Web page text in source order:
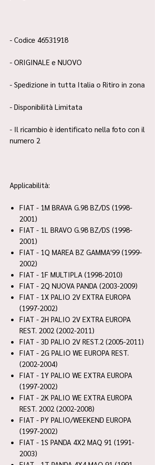
- Codice 46531918
- ORIGINALE e NUOVO
- Spedizione in tutta Italia o Ritiro in zona
- Disponibilità Limitata
- Il ricambio è identificato nella foto con il
numero 2
Applicabilità:
FIAT - 1M BRAVA G.98 BZ/DS (1998-
2001)
FIAT - 1L BRAVO G.98 BZ/DS (1998-
2001)
FIAT - 1Q MAREA BZ GAMMA'99 (1999-
2002)
FIAT - 1F MULTIPLA (1998-2010)
FIAT - 2Q NUOVA PANDA (2003-2009)
FIAT - 1X PALIO 2V EXTRA EUROPA
(1997-2002)
FIAT - 2H PALIO 2V EXTRA EUROPA
REST. 2002 (2002-2011)
FIAT - 3D PALIO 2V REST.2 (2005-2011)
FIAT - 2G PALIO WE EUROPA REST.
(2002-2004)
FIAT - 1Y PALIO WE EXTRA EUROPA
(1997-2002)
FIAT - 2K PALIO WE EXTRA EUROPA
REST. 2002 (2002-2008)
FIAT - PY PALIO/WEEKEND EUROPA
(1997-2002)
FIAT - 1S PANDA 4X2 MAQ 91 (1991-
2003)